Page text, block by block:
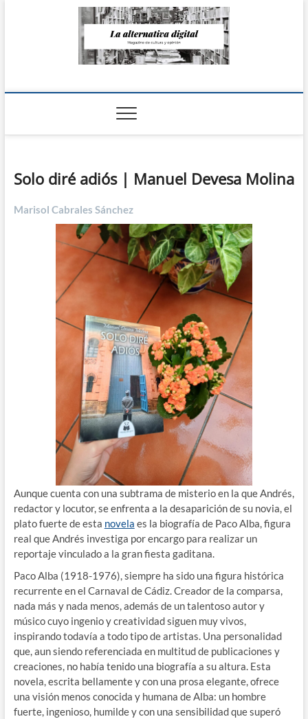
La Alternativa
Solo diré adiós | Manuel Devesa Molina
Marisol Cabrales Sánchez
Aunque cuenta con una subtrama de misterio en la que Andrés,
redactor y locutor, se enfrenta a la desaparición de su novia, el
plato fuerte de esta novela es la biografía de Paco Alba, figura
real que Andrés investiga por encargo para realizar un
reportaje vinculado a la gran fiesta gaditana.
Paco Alba (1918-1976), siempre ha sido una figura histórica
recurrente en el Carnaval de Cádiz. Creador de la comparsa,
nada más y nada menos, además de un talentoso autor y
músico cuyo ingenio y creatividad siguen muy vivos,
inspirando todavía a todo tipo de artistas. Una personalidad
que, aun siendo referenciada en multitud de publicaciones y
creaciones, no había tenido una biografía a su altura. Esta
novela, escrita bellamente y con una prosa elegante, ofrece
una visión menos conocida y humana de Alba: un hombre
fuerte, ingenioso, humilde y con una sensibilidad que superó